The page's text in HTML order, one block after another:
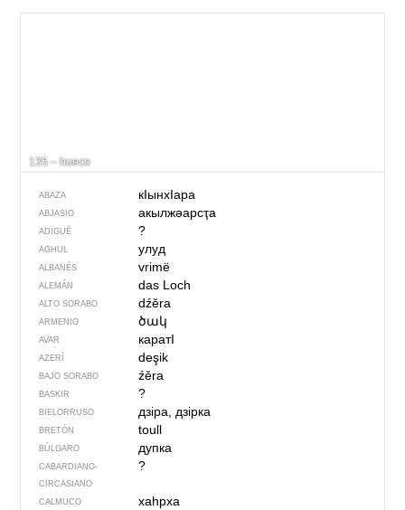
135 – hueco
ABAZA кIынхIара
ABJASIO акылжәарсҭа
ADIGUÉ ?
AGHUL улуд
ALBANÉS vrimë
ALEMÁN das Loch
ALTO SORABO dźěra
ARMENIO ծակ
AVAR каратI
AZERÍ deşik
BAJO SORABO źěra
BASKIR ?
BIELORRUSO дзіра, дзірка
BRETÓN toull
BÚLGARO дупка
CABARDIANO-
CIRCASIANO
?
CALMUCO хаһрха